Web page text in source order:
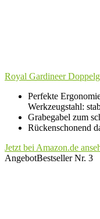
Royal Gardineer
Perfekte
Werkzeugstahl:
Grabegabel zum
Rückenschonend
Jetzt bei Amazon.de
AngebotBestseller Nr. 3